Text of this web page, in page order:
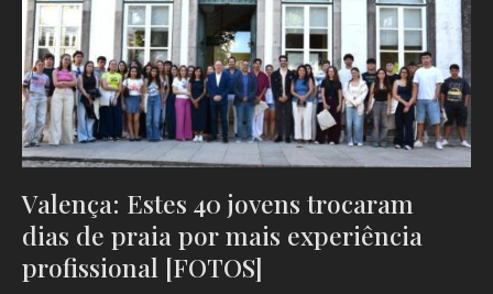
Valença: Estes 40 jovens trocaram
dias de praia por mais experiência
profissional [FOTOS]